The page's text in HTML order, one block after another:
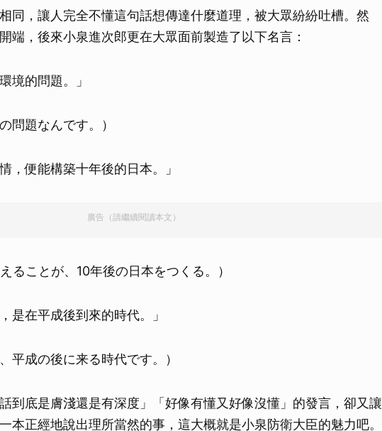
同，讓人完全不懂這句話想傳達什麼道理，被大眾紛紛吐槽。然
端，後來小泉進次郎更在大眾面前製造了以下名言：
境的問題。」
問題なんです。）
，便能構築十年後的日本。」
廣告（請繼續閱讀本文）
ることが、10年後の日本をつくる。）
是在平成後到來的時代。」
平成の後に来る時代です。）
到底是膚淺還是有深度」「好像有懂又好像沒懂」的發言，卻又讓
本正經地說出理所當然的事，這大概就是小泉防衛大臣的魅力吧。